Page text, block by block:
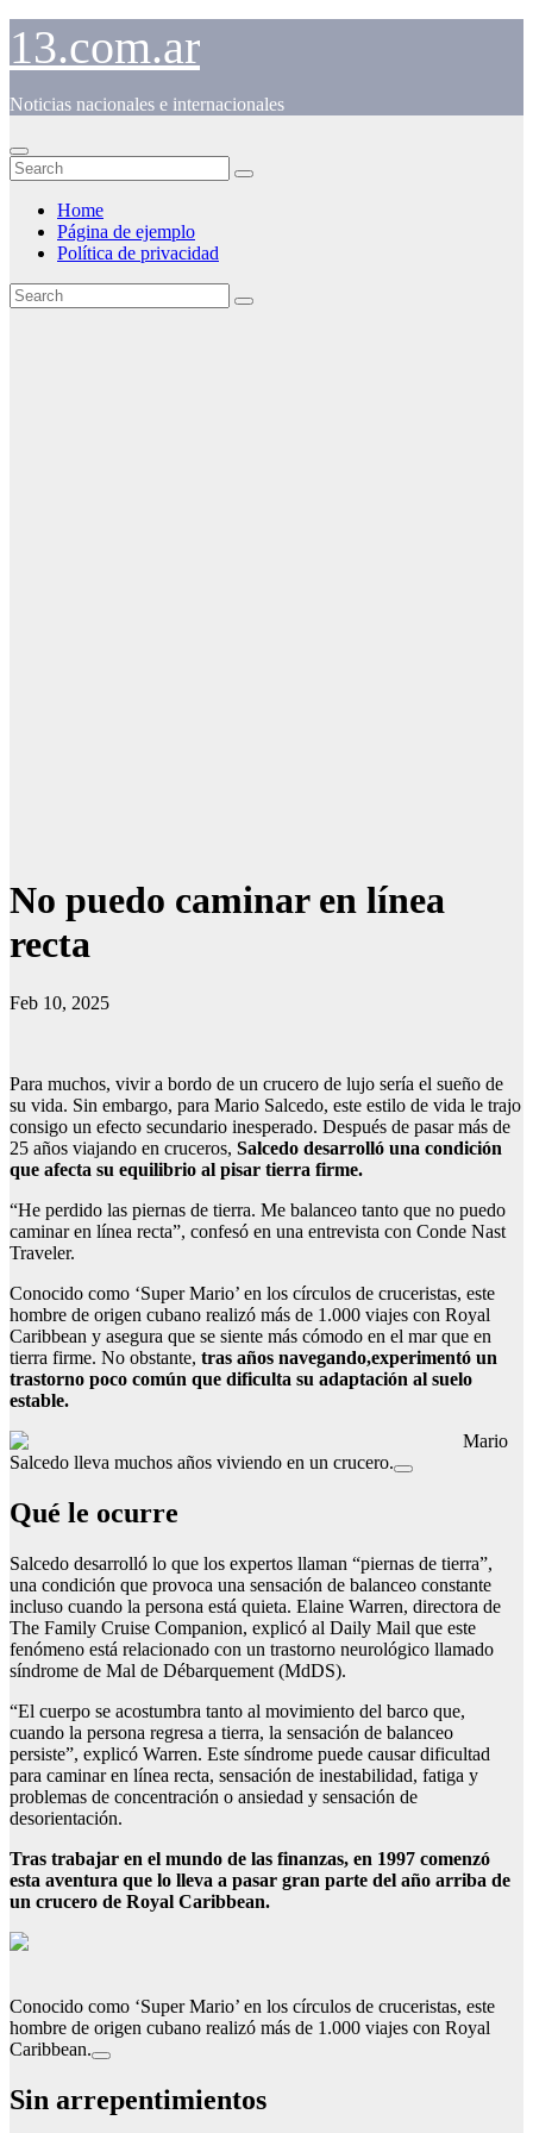
Skip
content
13.com.ar
Noticias nacionales e internacionales
Home
Página de ejemplo
Política de privacidad
No puedo caminar en línea
recta
Feb 10, 2025
Para muchos, vivir a bordo de un crucero de lujo sería el sueño de
su vida. Sin embargo, para Mario Salcedo, este estilo de vida le trajo
consigo un efecto secundario inesperado. Después de pasar más de
25 años viajando en cruceros, Salcedo desarrolló una condición
que afecta su equilibrio al pisar tierra firme.
“He perdido las piernas de tierra. Me balanceo tanto que no puedo
caminar en línea recta”, confesó en una entrevista con Conde Nast
Traveler.
Conocido como ‘Super Mario’ en los círculos de cruceristas, este
hombre de origen cubano realizó más de 1.000 viajes con Royal
Caribbean y asegura que se siente más cómodo en el mar que en
tierra firme. No obstante, tras años navegando,experimentó un
trastorno poco común que dificulta su adaptación al suelo
estable.
Mario
Salcedo lleva muchos años viviendo en un crucero.
Qué le ocurre
Salcedo desarrolló lo que los expertos llaman “piernas de tierra”,
una condición que provoca una sensación de balanceo constante
incluso cuando la persona está quieta. Elaine Warren, directora de
The Family Cruise Companion, explicó al Daily Mail que este
fenómeno está relacionado con un trastorno neurológico llamado
síndrome de Mal de Débarquement (MdDS).
“El cuerpo se acostumbra tanto al movimiento del barco que,
cuando la persona regresa a tierra, la sensación de balanceo
persiste”, explicó Warren. Este síndrome puede causar dificultad
para caminar en línea recta, sensación de inestabilidad, fatiga y
problemas de concentración o ansiedad y sensación de
desorientación.
Tras trabajar en el mundo de las finanzas, en 1997 comenzó
esta aventura que lo lleva a pasar gran parte del año arriba de
un crucero de Royal Caribbean.
Conocido como ‘Super Mario’ en los círculos de cruceristas, este
hombre de origen cubano realizó más de 1.000 viajes con Royal
Caribbean.
Sin arrepentimientos